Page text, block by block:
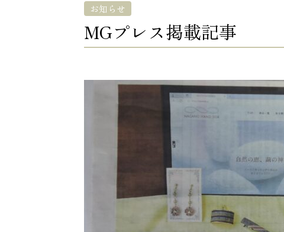
お知らせ
MGプレス掲載記事